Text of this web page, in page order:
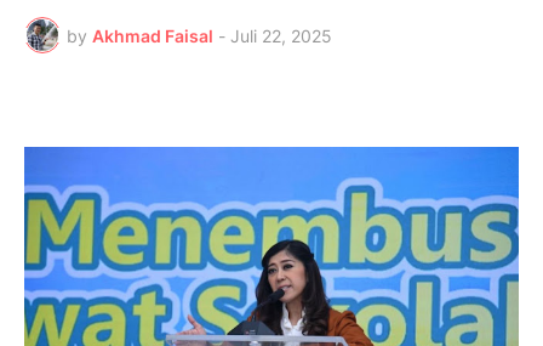
by Akhmad Faisal - Juli 22, 2025